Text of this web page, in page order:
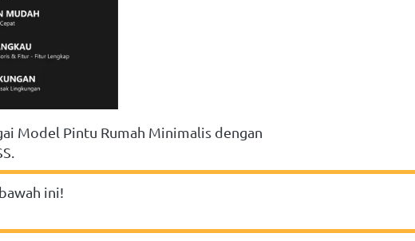
Model Pintu Rumah Minimalis dengan
ini!